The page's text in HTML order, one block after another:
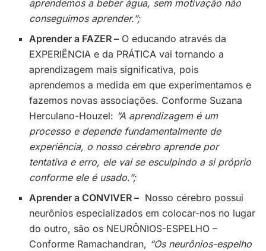
aprendemos a beber água, sem motivação não
conseguimos aprender.”;
Aprender a FAZER – O educando através da
EXPERIÊNCIA e da PRÁTICA vai tornando a
aprendizagem mais significativa, pois
aprendemos a medida em que experimentamos e
fazemos novas associações. Conforme Suzana
Herculano-Houzel: “A aprendizagem é um
processo e depende fundamentalmente de
experiência, o nosso cérebro aprende por
tentativa e erro, ele vai se esculpindo a si próprio
conforme ele é usado.”;
Aprender a CONVIVER – Nosso cérebro possui
neurônios especializados em colocar-nos no lugar
do outro, são os NEURÔNIOS-ESPELHO –
Conforme Ramachandran, “Os neurônios-espelho